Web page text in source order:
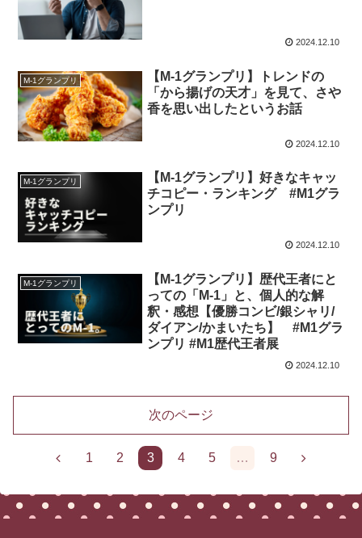
2024.12.10
M-1グランプリ
【M-1グランプリ】トレンドの
「から揚げの天才」を見て、さや
香を思い出したというお話
2024.12.10
M-1グランプリ
【M-1グランプリ】好きなキャッ
チコピー・ランキング #M1グラ
ンプリ
2024.12.10
M-1グランプリ
【M-1グランプリ】歴代王者にと
っての「M-1」と、個人的な解
釈・感想【優勝コンビ/銀シャリ/
ダイアン/かまいたち】 #M1グラ
ンプリ #M1歴代王者展
2024.12.10
次のページ
1 2 3 4 5 … 9